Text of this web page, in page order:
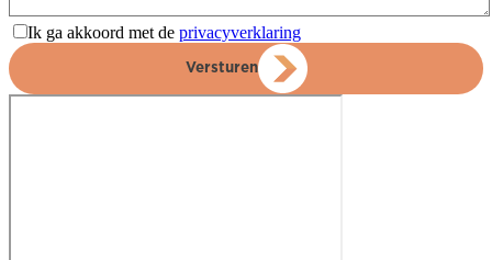
Ik ga akkoord met de privacyverklaring
Versturen